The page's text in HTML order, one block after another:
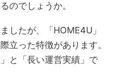
のでしょうか。
したが、「HOME4U」
立った特徴があります。
と「長い運営実績」で